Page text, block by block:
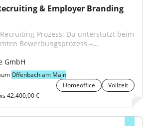
& Employer Branding
Prozess: Du unterstützt beim
Bewerbungsprozess –...
GmbH
Offenbach am Main
Homeoffice
Vollzeit
42.400,00 €